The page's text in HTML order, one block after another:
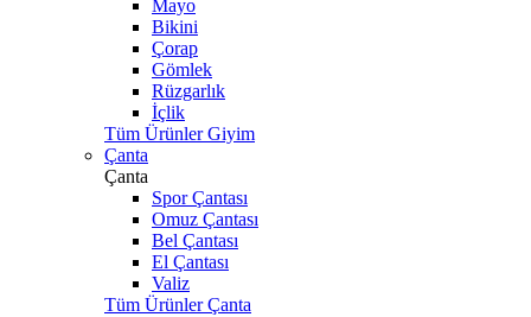
Mayo
Bikini
Çorap
Gömlek
Rüzgarlık
İçlik
Tüm Ürünler Giyim
Çanta
Çanta
Spor Çantası
Omuz Çantası
Bel Çantası
El Çantası
Valiz
Tüm Ürünler Çanta